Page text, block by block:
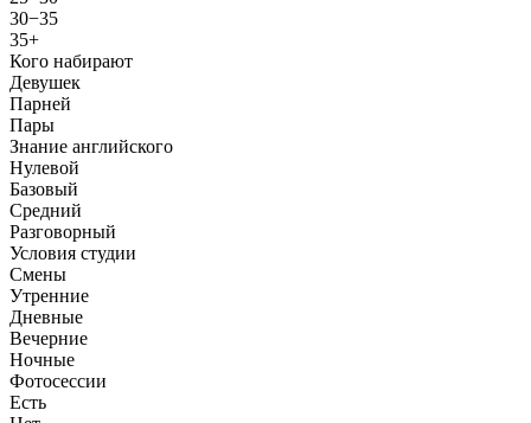
30−35
35+
Кого набирают
Девушек
Парней
Пары
Знание английского
Нулевой
Базовый
Средний
Разговорный
Условия студии
Смены
Утренние
Дневные
Вечерние
Ночные
Фотосессии
Есть